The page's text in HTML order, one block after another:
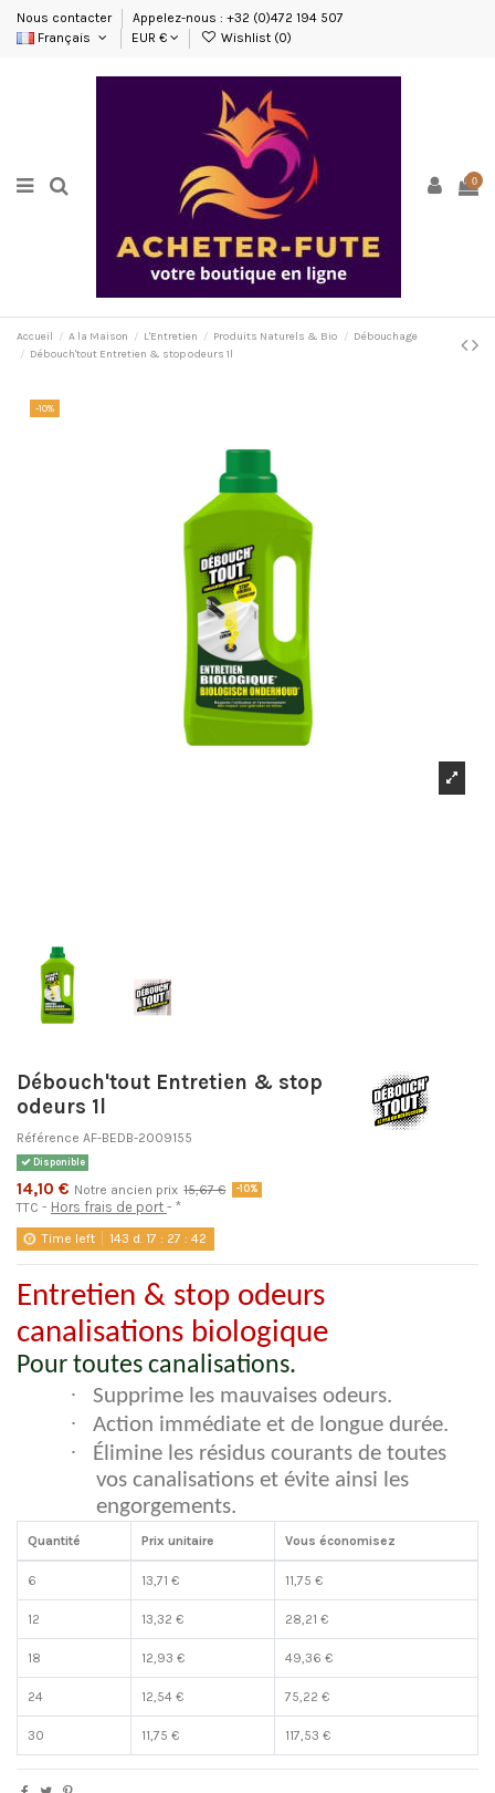
Nous contacter
Appelez-nous : +32 (0)472 194 507
Français
EUR € Wishlist (0)
0
Accueil A la Maison L'Entretien Produits Naturels & Bio
Débouchage
Débouch'tout Entretien & stop odeurs 1l
-10%
Débouch'tout Entretien & stop
odeurs 1l
Référence AF-BEDB-2009155
Disponible
14,10 € Notre ancien prix 15,67 € -10%
TTC Hors frais de port *
Time left 143 d. 17 : 27 :42
Entretien & stop odeurs
canalisations biologique
Pour toutes canalisations.
·
Supprime les mauvaises odeurs.
· Action immédiate et de longue durée.
·
Élimine les résidus courants de toutes
vos canalisations et évite ainsi les
engorgements.
Quantité Prix unitaire Vous économisez
6 13,71 € 11,75 €
12 13,32 € 28,21 €
18 12,93 € 49,36 €
24 12,54 € 75,22 €
30 11,75 € 117,53 €